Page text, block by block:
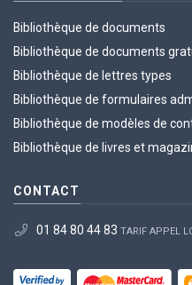
Bibliothèque de documents
Bibliothèque de documents
Bibliothèque de lettres types
Bibliothèque de formulaires
Bibliothèque de modèles de
Bibliothèque de livres et
CONTACT
01 84 80 44 83 TARIF APPEL